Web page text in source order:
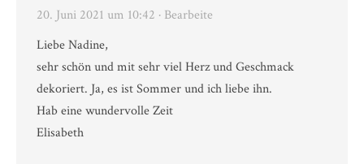
20. Juni 2021 um 10:42 · Bearbeite
Liebe Nadine,
sehr schön und mit sehr viel Herz und Geschmack
dekoriert. Ja, es ist Sommer und ich liebe ihn.
Hab eine wundervolle Zeit
Elisabeth